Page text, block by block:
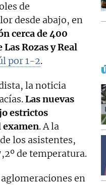
de
desde abajo, en
cerca de 400
Rozas y Real
por 1-2.
la noticia
Las nuevas
estrictos
examen. A la
los asistentes,
de temperatura.
en